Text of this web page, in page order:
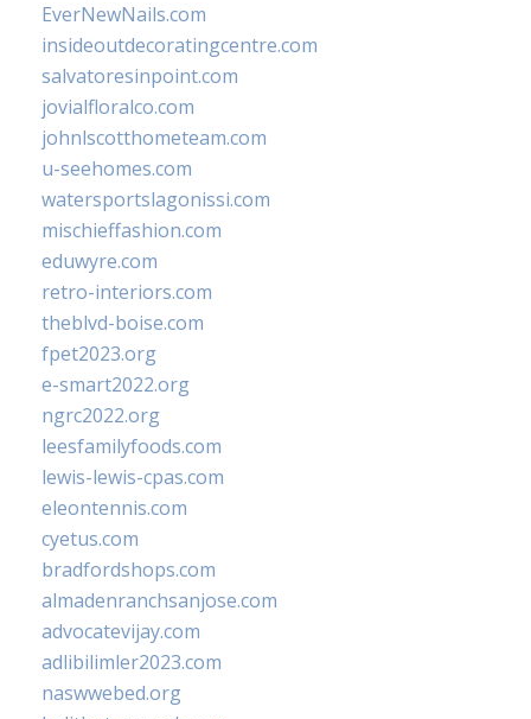
EverNewNails.com
insideoutdecoratingcentre.com
salvatoresinpoint.com
jovialfloralco.com
johnlscotthometeam.com
u-seehomes.com
watersportslagonissi.com
mischieffashion.com
eduwyre.com
retro-interiors.com
theblvd-boise.com
fpet2023.org
e-smart2022.org
ngrc2022.org
leesfamilyfoods.com
lewis-lewis-cpas.com
eleontennis.com
cyetus.com
bradfordshops.com
almadenranchsanjose.com
advocatevijay.com
adlibilimler2023.com
naswwebed.org